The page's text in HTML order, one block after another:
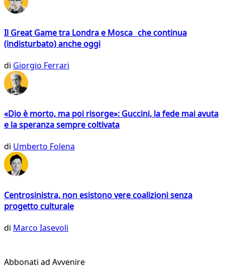
Il Great Game tra Londra e Mosca che continua
(indisturbato) anche oggi
di Giorgio Ferrari
«Dio è morto, ma poi risorge»: Guccini, la fede mai avuta
e la speranza sempre coltivata
di Umberto Folena
Centrosinistra, non esistono vere coalizioni senza
progetto culturale
di Marco Iasevoli
Abbonati ad Avvenire